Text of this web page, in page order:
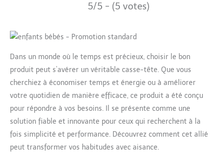
5/5 - (5 votes)
Dans un monde où le temps est précieux, choisir le bon
produit peut s’avérer un véritable casse-tête. Que vous
cherchiez à économiser temps et énergie ou à améliorer
votre quotidien de manière efficace, ce produit a été conçu
pour répondre à vos besoins. Il se présente comme une
solution fiable et innovante pour ceux qui recherchent à la
fois simplicité et performance. Découvrez comment cet allié
peut transformer vos habitudes avec aisance.